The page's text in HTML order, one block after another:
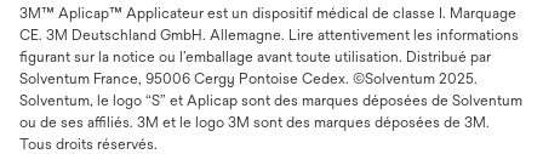
3M™ Aplicap™ Applicateur est un dispositif médical de classe I. Marquage
CE. 3M Deutschland GmbH. Allemagne. Lire attentivement les informations
figurant sur la notice ou l’emballage avant toute utilisation. Distribué par
Solventum France, 95006 Cergy Pontoise Cedex. ©Solventum 2025.
Solventum, le logo “S” et Aplicap sont des marques déposées de Solventum
ou de ses affiliés. 3M et le logo 3M sont des marques déposées de 3M.
Tous droits réservés.